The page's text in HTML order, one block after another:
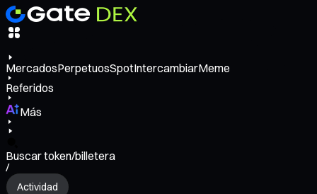
MercadosPerpetuosSpotIntercambiarMeme
Referidos
Más
Buscar token/billetera
/
Actividad